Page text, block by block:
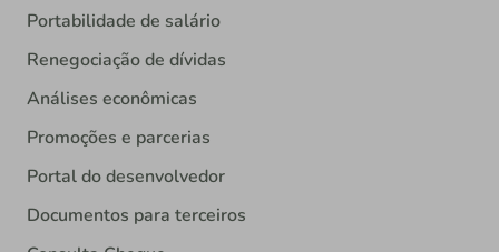
Portabilidade de salário
Renegociação de dívidas
Análises econômicas
Promoções e parcerias
Portal do desenvolvedor
Documentos para terceiros